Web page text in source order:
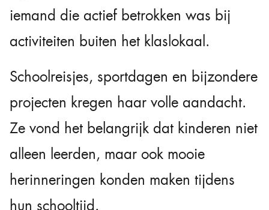
iemand die actief betrokken was bij
activiteiten buiten het klaslokaal.
Schoolreisjes, sportdagen en bijzondere
projecten kregen haar volle aandacht.
Ze vond het belangrijk dat kinderen niet
alleen leerden, maar ook mooie
herinneringen konden maken tijdens
hun schooltijd.